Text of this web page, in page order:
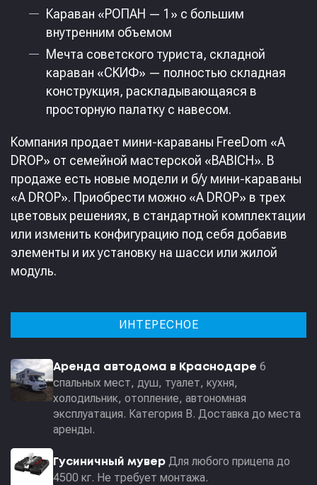
Караван «РОПАН — 1» с большим
внутренним объемом
Мечта советского туриста, складной
караван «СКИФ» — полностью складная
конструкция, раскладывающаяся в
просторную палатку с навесом.
Компания продает мини-караваны FreeDom «A
DROP» от семейной мастерской «BABICH». В
продаже есть новые модели и б/у мини-караваны
«A DROP». Приобрести можно «A DROP» в трех
цветовых решениях, в стандартной комплектации
или изменить конфигурацию под себя добавив
элементы и их установку на шасси или жилой
модуль.
ИНТЕРЕСНОЕ
Аренда автодома в Краснодаре 6
спальных мест, душ, туалет, кухня,
холодильник, отопление, автономная
эксплуатация. Категория В. Доставка до места
аренды.
Гусиничный мувер Для любого прицепа до
4500 кг. Не требует монтажа.